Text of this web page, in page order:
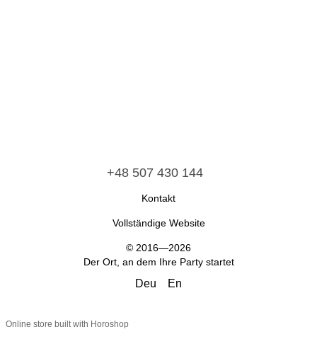
+48 507 430 144
Kontakt
Vollständige Website
© 2016—2026
Der Ort, an dem Ihre Party startet
Deu En
Online store built with Horoshop